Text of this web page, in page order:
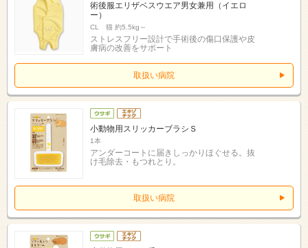
術後服エリザベスウエア男女兼用（イエロ
ー）
CL 猫 約5.5kg～
ストレスフリー設計で手術後の傷口保護や皮
膚病の改善をサポート
取扱い病院
小動物用スリッカーブラシＳ
1本
アンダーコートに届きしっかりほぐせる。抜
け毛除去・もつれとり。
取扱い病院